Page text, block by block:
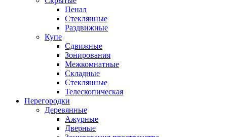
Пенал
Стеклянные
Раздвижные
Купе
Сдвижные
Зонирования
Межкомнатные
Складные
Стеклянные
Телескопическая
Перегородки
Деревянные
Ажурные
Дверные